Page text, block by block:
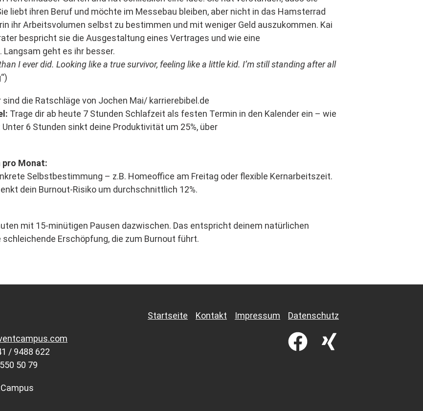
liebt ihren Beruf und möchte im Messebau bleiben, aber nicht in das Hamsterrad
ihr Arbeitsvolumen selbst zu bestimmen und mit weniger Geld auszukommen. Kai
bespricht sie die Ausgestaltung eines Vertrages und wie eine
geht es ihr besser.
I ever did. Looking like a true survivor, feeling like a little kid. I’m still standing after all
die Ratschläge von Jochen Mai/ karrierebibel.de
Trage dir ab heute 7 Stunden Schlafzeit als festen Termin in den Kalender ein – wie
6 Stunden sinkt deine Produktivität um 25%, über
pro Monat:
Selbstbestimmung – z.B. Homeoffice am Freitag oder flexible Kernarbeitszeit.
dein Burnout-Risiko um durchschnittlich 12%.
mit 15-minütigen Pausen dazwischen. Das entspricht deinem natürlichen
Erschöpfung, die zum Burnout führt.
/ 9488 622
50 79
Startseite Kontakt Impressum Datenschutz